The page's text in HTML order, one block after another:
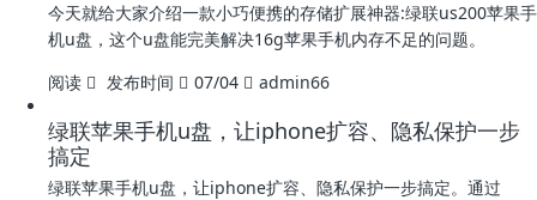
今天就给大家介绍一款小巧便携的存储扩展神器:绿联us200苹果手
机u盘，这个u盘能完美解决16g苹果手机内存不足的问题。
阅读
发布时间 07/04 admin66
绿联苹果手机u盘，让iphone扩容、隐私保护一步
搞定
绿联苹果手机u盘，让iphone扩容、隐私保护一步搞定。通过